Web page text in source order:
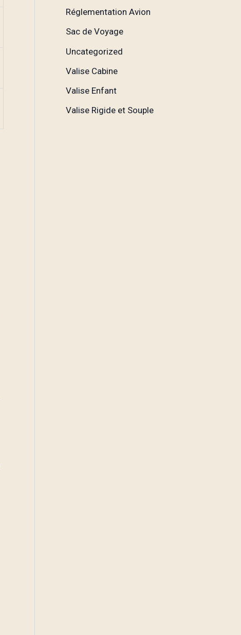
Réglementation Avion
Sac de Voyage
Uncategorized
Valise Cabine
Valise Enfant
Valise Rigide et Souple